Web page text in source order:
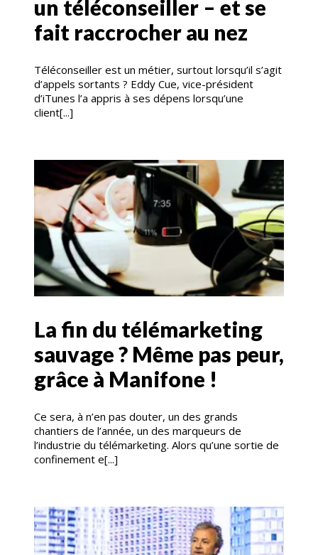
un téléconseiller – et se
fait raccrocher au nez
Téléconseiller est un métier, surtout lorsqu’il s’agit
d’appels sortants ? Eddy Cue, vice-président
d’iTunes l’a appris à ses dépens lorsqu’une
client[...]
La fin du télémarketing
sauvage ? Même pas peur,
grâce à Manifone !
Ce sera, à n’en pas douter, un des grands
chantiers de l’année, un des marqueurs de
l’industrie du télémarketing. Alors qu’une sortie de
confinement e[...]